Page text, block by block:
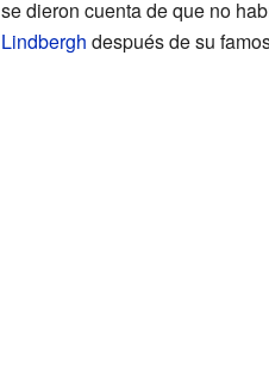
se dieron cuenta de que no
Lindbergh después de su